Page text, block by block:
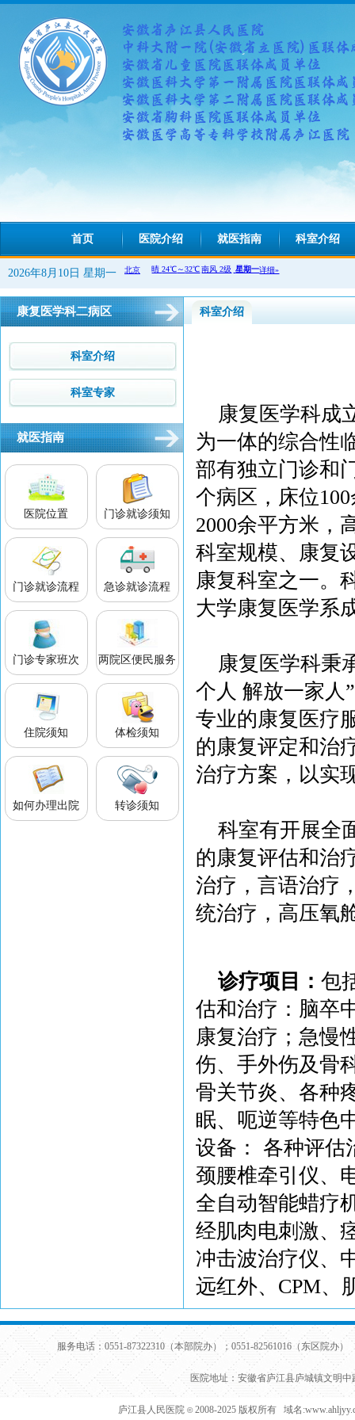
首页 医院介绍 就医指南 科室介绍
2026年8月10日 星期一
康复医学科二病区
科室介绍
科室专家
就医指南
医院位置 门诊就诊须知
门诊就诊流程 急诊就诊流程
门诊专家班次 两院区便民服务
住院须知 体检须知
如何办理出院 转诊须知
科室介绍
康复医学科成
为一体的综合性
部有独立门诊和
个病区，床位
2000余平方米，
科室规模、康复
康复科室之一。
大学康复医学系
康复医学科秉
个人 解放一家人
专业的康复医疗
的康复评定和治
治疗方案，以实
科室有开展全
的康复评估和治
治疗，言语治疗
统治疗，高压氧
诊疗项目： 包
估和治疗：脑卒
康复治疗；急慢
伤、手外伤及骨
骨关节炎、各种
眠、呃逆等特色
设备： 各种评估
颈腰椎牵引仪、
全自动智能蜡疗
经肌肉电刺激、
冲击波治疗仪、
远红外、CPM、
服务电话：0551-87322310（本部院办）；0551-82561016（东区院办
医院地址：安徽省庐江县庐城镇文明
庐江县人民医院 © 2008-2025 版权所有 域名